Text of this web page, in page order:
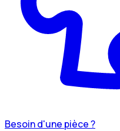
Besoin d'une pièce ?